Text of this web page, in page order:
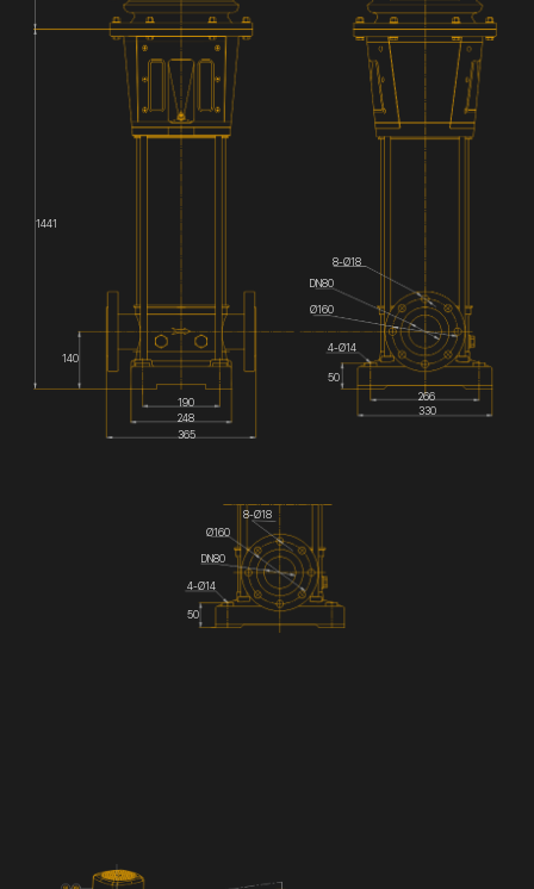
DN80
1441
140
190
248
365
266
330
50
4-Ø14
Ø160
8-Ø18
DN80
8-Ø18
Ø160
4-Ø14
50